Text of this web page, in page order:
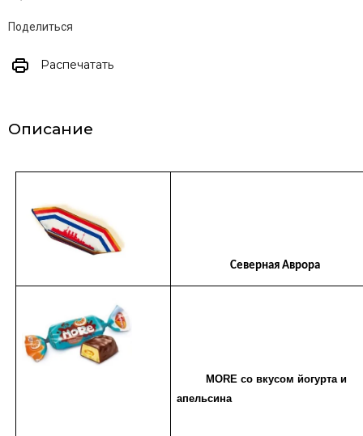
Поделиться
Распечатать
Описание
Северная Аврора
MORE со вкусом йогурта и
апельсина